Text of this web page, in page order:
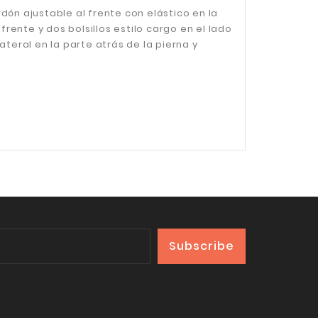
ajustable al frente con elástico en la
y dos bolsillos estilo cargo en el lado
en la parte atrás de la pierna y